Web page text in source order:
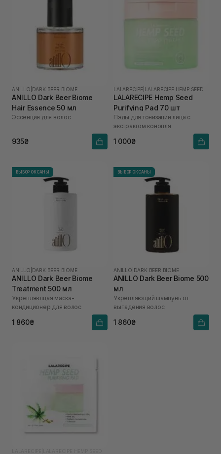
ANILLO DARK BEER BIOME
ANILLO Dark Beer Biome
Hair Essence 50 мл
Эссенция для волос
935₴
LALARECIPE LALARECIPE HEMP SEED
LALARECIPE Hemp Seed
Purifying Pad 70 шт
Пэды для тонизации лица с
экстрактом конопля
1 000₴
ВЫБОР ОКСАНЫ
ANILLO DARK BEER BIOME
ANILLO Dark Beer Biome
Treatment 500 мл
Укрепляющая маска-
кондиционер для волос
1 860₴
ВЫБОР ОКСАНЫ
ANILLO DARK BEER BIOME
ANILLO Dark Beer Biome 500
мл
Укрепляющий шампунь от
выпадения волос
1 860₴